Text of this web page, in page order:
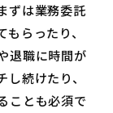
ずは業務委託
らったり、
退職に時間が
続けたり、
ことも必須で